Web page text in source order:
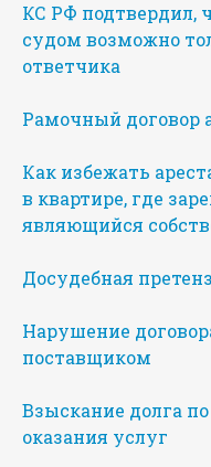
КС РФ подтвердил,
судом возможно
ответчика
Рамочный договор
Как избежать
в квартире, где
являющийся
Досудебная
Нарушение
поставщиком
Взыскание долга
оказания услуг